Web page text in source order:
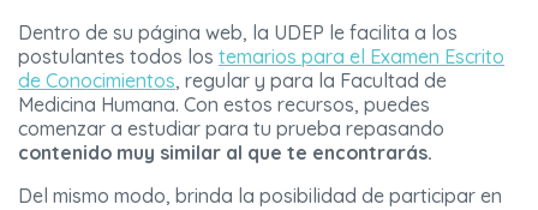
Dentro de su página web, la UDEP le facilita a los
postulantes todos los temarios para el Examen Escrito
de Conocimientos, regular y para la Facultad de
Medicina Humana. Con estos recursos, puedes
comenzar a estudiar para tu prueba repasando
contenido muy similar al que te encontrarás.
Del mismo modo, brinda la posibilidad de participar en